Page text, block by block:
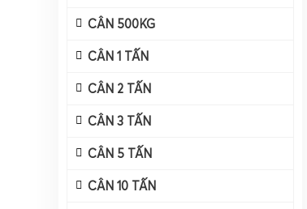
CÂN 500KG
CÂN 1 TẤN
CÂN 2 TẤN
CÂN 3 TẤN
CÂN 5 TẤN
CÂN 10 TẤN